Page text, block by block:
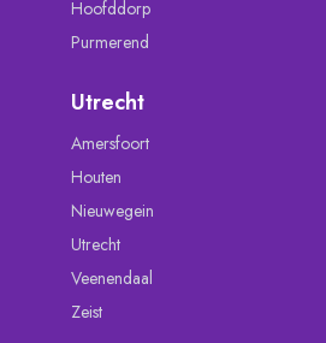
Hoofddorp
Purmerend
Utrecht
Amersfoort
Houten
Nieuwegein
Utrecht
Veenendaal
Zeist